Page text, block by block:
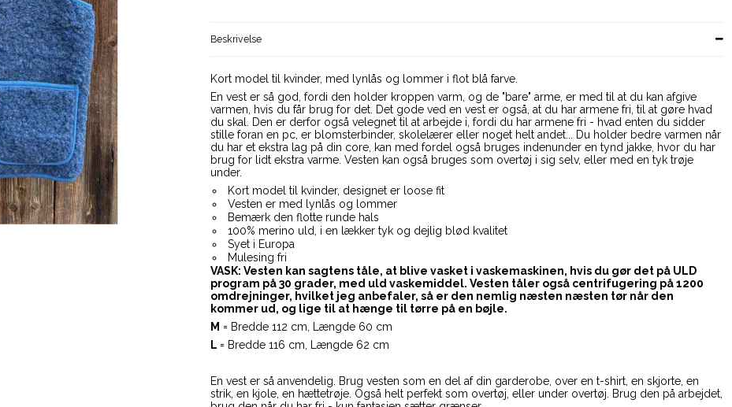
Beskrivelse
Kort model til kvinder, med lynlås og lommer i flot blå farve.
En vest er så god, fordi den holder kroppen varm, og de "bare" arme, er med til at du kan afgive
varmen, hvis du får brug for det. Det gode ved en vest er også, at du har armene fri, til at gøre hvad
du skal. Den er derfor også velegnet til at arbejde i, fordi du har armene fri - hvad enten du sidder
stille foran en pc, er blomsterbinder, skolelærer eller noget helt andet... Du holder bedre varmen når
du har et ekstra lag på din core, kan med fordel også bruges indenunder en tynd jakke, hvor du har
brug for lidt ekstra varme. Vesten kan også bruges som overtøj i sig selv, eller med en tyk trøje
under.
Kort model til kvinder, designet er loose fit
Vesten er med lynlås og lommer
Bemærk den flotte runde hals
100% merino uld, i en lækker tyk og dejlig blød kvalitet
Syet i Europa
Mulesing fri
VASK: Vesten kan sagtens tåle, at blive vasket i vaskemaskinen, hvis du gør det på ULD
program på 30 grader, med uld vaskemiddel. Vesten tåler også centrifugering på 1200
omdrejninger, hvilket jeg anbefaler, så er den nemlig næsten næsten tør når den
kommer ud, og lige til at hænge til tørre på en bøjle.
M = Bredde 112 cm, Længde 60 cm
L = Bredde 116 cm, Længde 62 cm
En vest er så anvendelig. Brug vesten som en del af din garderobe, over en t-shirt, en skjorte, en
strik, en kjole, en hættetrøje. Også helt perfekt som overtøj, eller under overtøj. Brug den på arbejdet,